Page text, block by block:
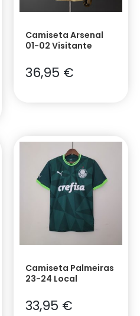
Camiseta Arsenal
01-02 Visitante
36,95 €
Camiseta Palmeiras
23-24 Local
33,95 €